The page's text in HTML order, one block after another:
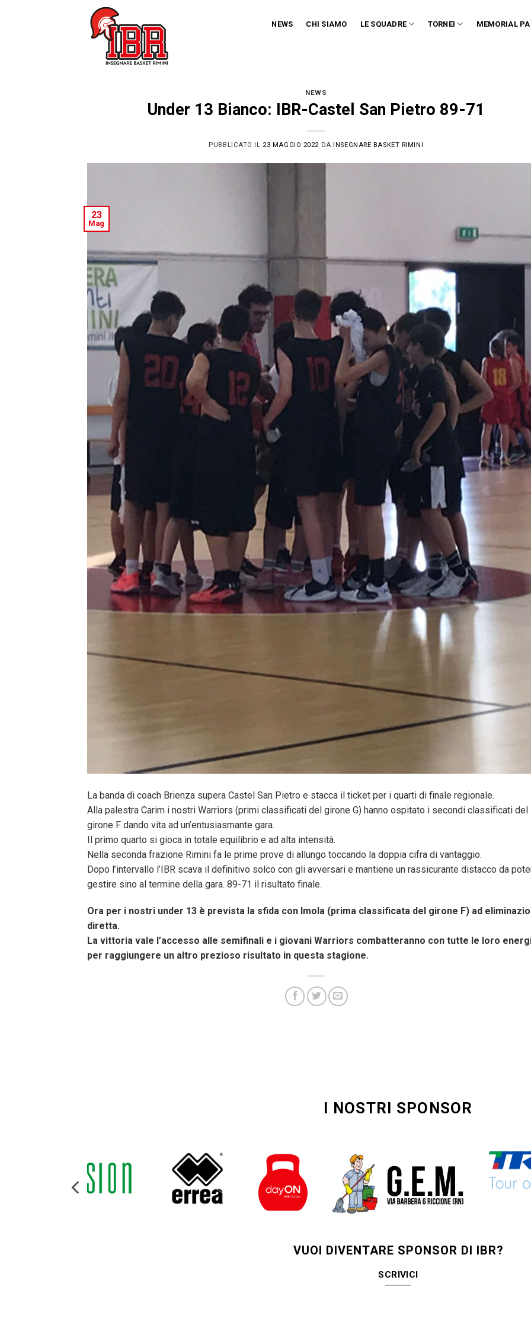
NEWS CHI SIAMO LE SQUADRE TORNEI MEMORIAL
NEWS
Under 13 Bianco: IBR-Castel San Pietro 89-71
PUBBLICATO IL 23 MAGGIO 2022 DAINSEGNARE BASKET RIMINI
23
Mag
La banda di coach Brienza supera Castel San Pietro e stacca il ticket per i quarti di finale regionale.
Alla palestra Carim i nostri Warriors (primi classificati del girone G) hanno ospitato i secondi classificati del
girone F dando vita ad un’entusiasmante gara.
Il primo quarto si gioca in totale equilibrio e ad alta intensità.
Nella seconda frazione Rimini fa le prime prove di allungo toccando la doppia cifra di vantaggio.
Dopo l’intervallo l’IBR scava il definitivo solco con gli avversari e mantiene un rassicurante distacco da
gestire sino al termine della gara. 89-71 il risultato finale.
Ora per i nostri under 13 è prevista la sfida con Imola (prima classificata del girone F) ad
diretta.
La vittoria vale l’accesso alle semifinali e i giovani Warriors combatteranno con tutte le loro
per raggiungere un altro prezioso risultato in questa stagione.
I NOSTRI SPONSOR
VUOI DIVENTARE SPONSOR DI IBR?
SCRIVICI